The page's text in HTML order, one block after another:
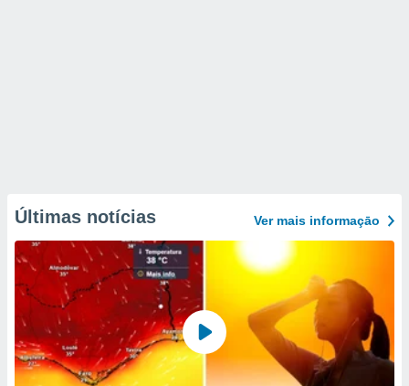
Últimas notícias Ver mais informaçāo